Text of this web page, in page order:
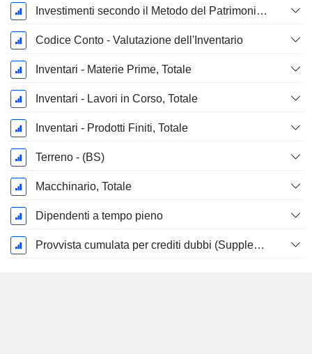
Investimenti secondo il Metodo del Patrimonio Netto, Totale
Codice Conto - Valutazione dell'Inventario
Inventari - Materie Prime, Totale
Inventari - Lavori in Corso, Totale
Inventari - Prodotti Finiti, Totale
Terreno - (BS)
Macchinario, Totale
Dipendenti a tempo pieno
Provvista cumulata per crediti dubbi (Supplemento)